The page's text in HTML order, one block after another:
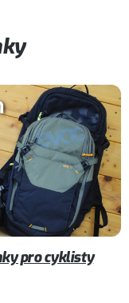
pro cyklisty